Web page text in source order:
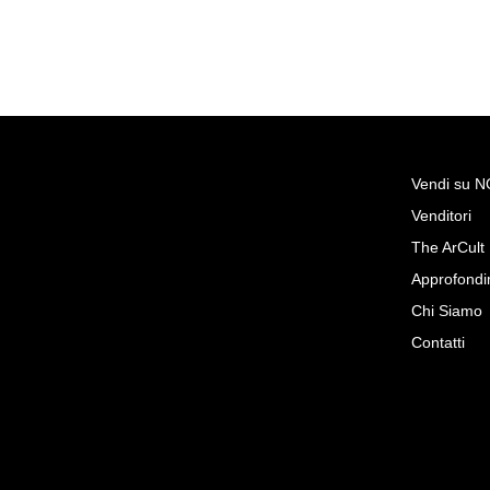
Richiedi Maggiori Info
Cassettone a ribalta
noce, Lombardia
Vendi su
Venditori
The ArCult
Chi Siamo
Contatti